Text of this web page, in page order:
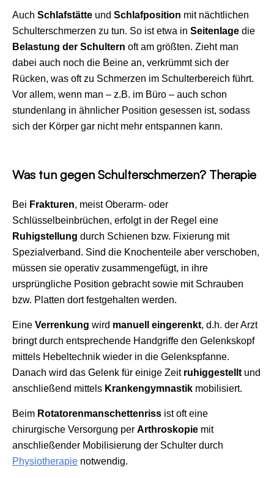
Auch Schlafstätte und Schlafposition mit nächtlichen
Schulterschmerzen zu tun. So ist etwa in Seitenlage die
Belastung der Schultern oft am größten. Zieht man
dabei auch noch die Beine an, verkrümmt sich der
Rücken, was oft zu Schmerzen im Schulterbereich führt.
Vor allem, wenn man – z.B. im Büro – auch schon
stundenlang in ähnlicher Position gesessen ist, sodass
sich der Körper gar nicht mehr entspannen kann.
Was tun gegen Schulterschmerzen? Therapie
Bei Frakturen, meist Oberarm- oder
Schlüsselbeinbrüchen, erfolgt in der Regel eine
Ruhigstellung durch Schienen bzw. Fixierung mit
Spezialverband. Sind die Knochenteile aber verschoben,
müssen sie operativ zusammengefügt, in ihre
ursprüngliche Position gebracht sowie mit Schrauben
bzw. Platten dort festgehalten werden.
Eine Verrenkung wird manuell eingerenkt, d.h. der Arzt
bringt durch entsprechende Handgriffe den Gelenkskopf
mittels Hebeltechnik wieder in die Gelenkspfanne.
Danach wird das Gelenk für einige Zeit ruhiggestellt und
anschließend mittels Krankengymnastik mobilisiert.
Beim Rotatorenmanschettenriss ist oft eine
chirurgische Versorgung per Arthroskopie mit
anschließender Mobilisierung der Schulter durch
Physiotherapie notwendig.